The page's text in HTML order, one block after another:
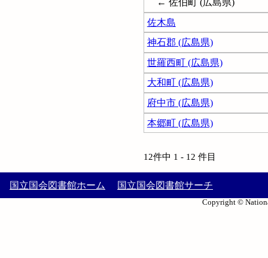
← 佐伯町 (広島県)
佐木島
神石郡 (広島県)
世羅西町 (広島県)
大和町 (広島県)
府中市 (広島県)
本郷町 (広島県)
12件中 1 - 12 件目
国立国会図書館ホーム 国立国会図書館サーチ
Copyright ©